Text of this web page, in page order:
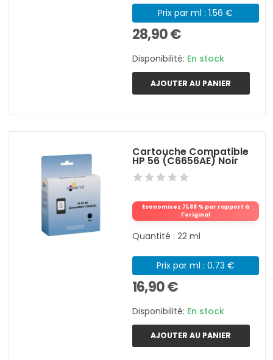
Prix par ml : 1.56 €
28,90 €
Disponibilité: En stock
AJOUTER AU PANIER
Cartouche Compatible
HP 56 (C6656AE) Noir
Économisez 71,88 % par rapport à
l'original
Quantité : 22 ml
Prix par ml : 0.73 €
16,90 €
Disponibilité: En stock
AJOUTER AU PANIER